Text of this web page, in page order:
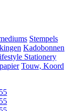
Stempels
Kadobonnen
Stationery
Touw, Koord